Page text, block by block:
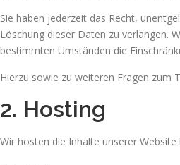
Sie haben jederzeit das Recht,
Löschung dieser Daten zu verlangen.
bestimmten Umständen die
Hierzu sowie zu weiteren Fragen zum
2. Hosting
Wir hosten die Inhalte unserer